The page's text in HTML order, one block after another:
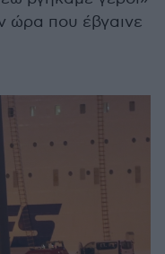
ώρα που έβγαινε